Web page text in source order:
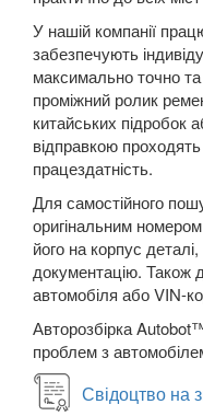
Beetle (A5)
New Beetle (9C1)
New Beetle (5C1)
New Beetle Cabrio
Caddy IV
Eos (1F7, 1F8)
FOX (5Z1)
Golf V (1K1)
Golf V Variant
У нашій компанії
забезпечують
максимально точно та
проміжний ролик
китайських підробок
відправкою
працездатність.
Для самостійного
оригінальним
його на корпус
документацію. Також
автомобіля або VIN-
Авторозбірка
проблем з
Свідоцтво на